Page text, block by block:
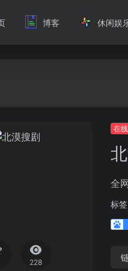
博客 休闲娱
228
在
全
标签